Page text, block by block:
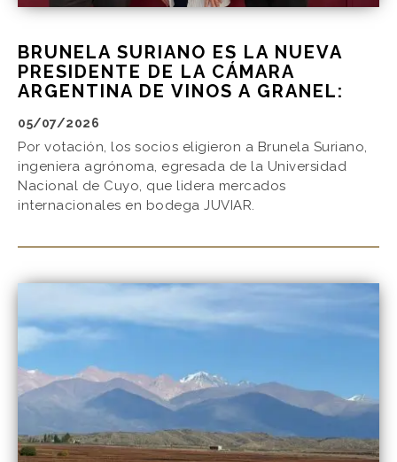
BRUNELA SURIANO ES LA NUEVA
PRESIDENTE DE LA CÁMARA
ARGENTINA DE VINOS A GRANEL:
05/07/2026
Por votación, los socios eligieron a Brunela Suriano,
ingeniera agrónoma, egresada de la Universidad
Nacional de Cuyo, que lidera mercados
internacionales en bodega JUVIAR.